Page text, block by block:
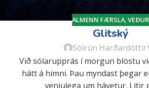
ALMENN FÆRSLA,VEÐUR
Glitský
Sólrún Harðardóttir
Við sólarupprás í morgun blöstu
hátt á himni. Þau myndast þegar
venjulega um hávetur. Litir